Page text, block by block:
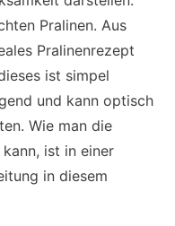
Pralinen. Aus
Pralinenrezept
ist simpel
und kann optisch
Wie man die
ist in einer
in diesem